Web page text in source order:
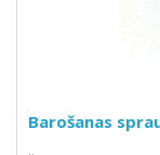
Barošanas
..